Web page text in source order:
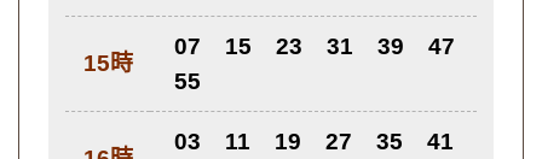
15時
07 15 23 31 39
47
55
03 11 19 27 35
41